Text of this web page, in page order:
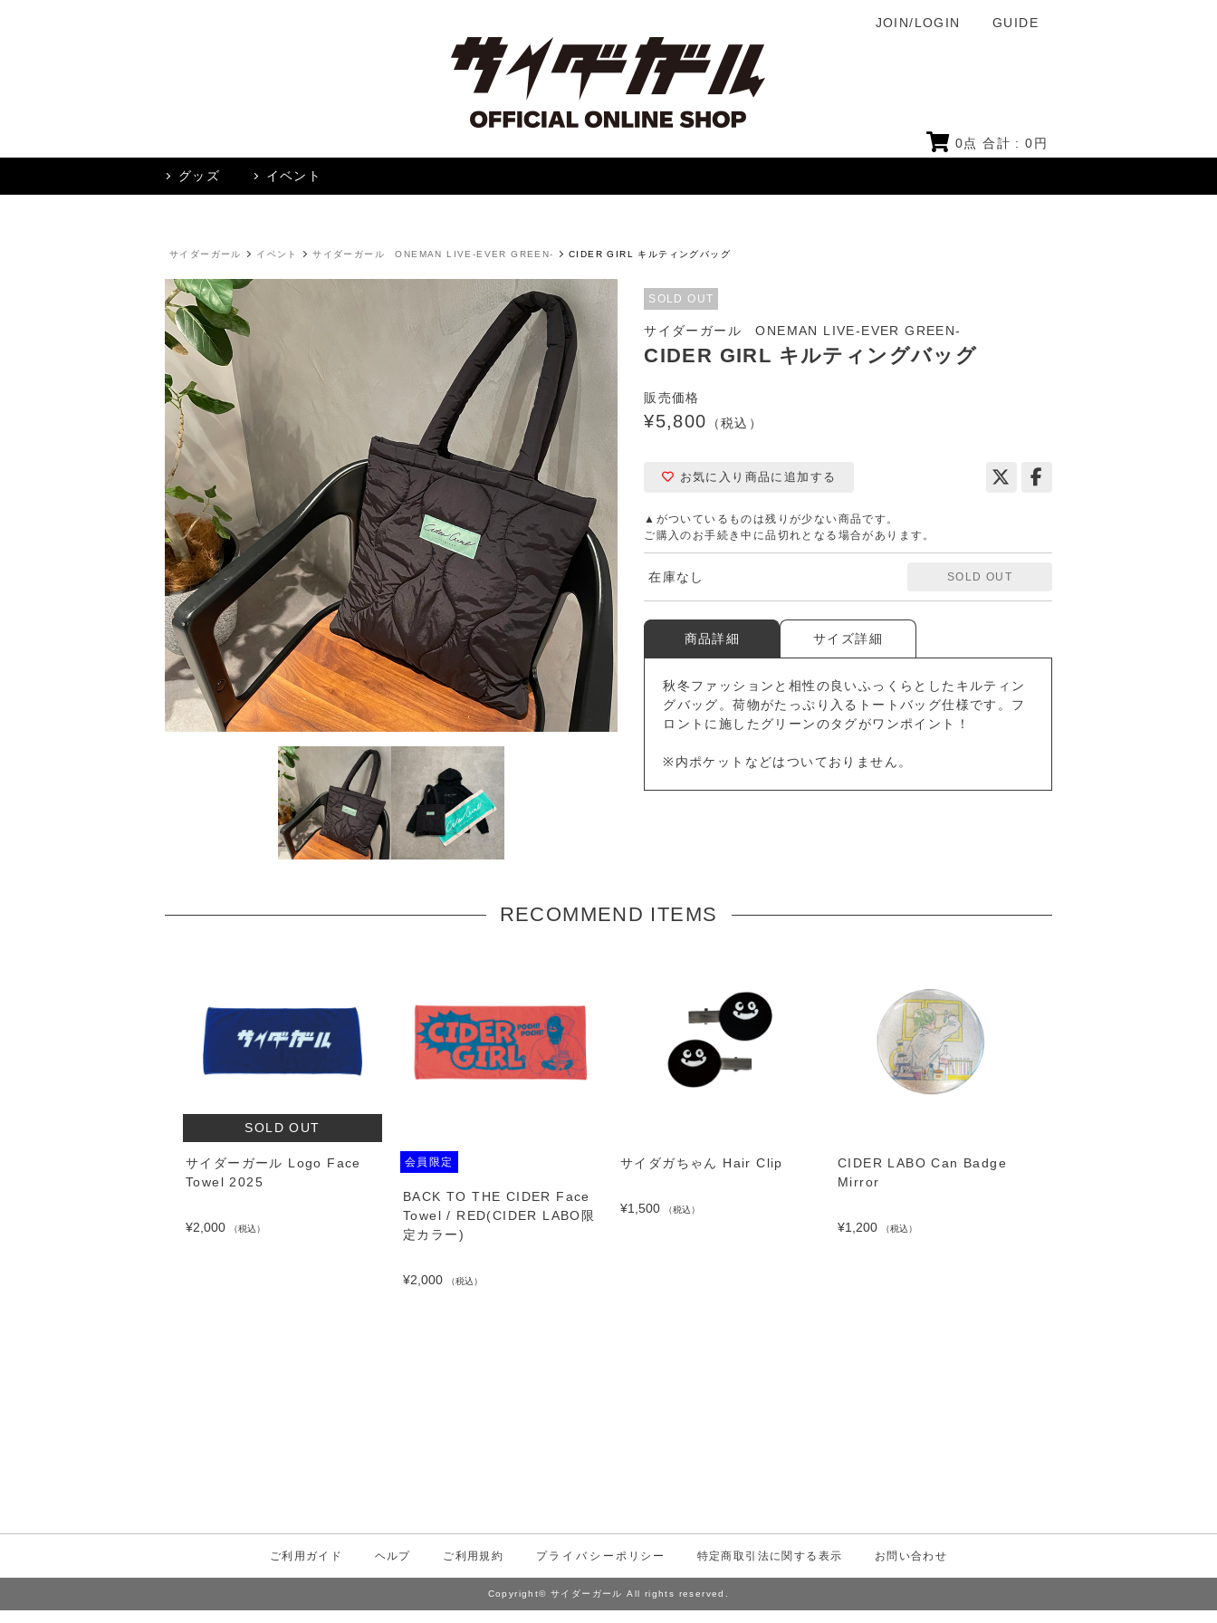
JOIN/LOGIN GUIDE
0点 合計 :0円
グッズ イベント
サイダーガール イベント サイダーガール ONEMAN LIVE-EVER GREEN- CIDER GIRL キルティングバッグ
SOLD OUT
サイダーガール ONEMAN LIVE-EVER GREEN-
CIDER GIRL キルティングバッグ
販売価格
¥5,800 （税込）
お気に入り商品に追加する
▲がついているものは残りが少ない商品です。
ご購入のお手続き中に品切れとなる場合があります。
在庫なし SOLD OUT
商品詳細 サイズ詳細
秋冬ファッションと相性の良いふっくらとしたキルティン
グバッグ。荷物がたっぷり入るトートバッグ仕様です。フ
ロントに施したグリーンのタグがワンポイント！
※内ポケットなどはついておりません。
RECOMMEND ITEMS
SOLD OUT
サイダーガール Logo Face
Towel 2025
¥2,000 （税込）
会員限定
BACK TO THE CIDER Face
Towel / RED(CIDER LABO限
定カラー)
¥2,000 （税込）
サイダガちゃん Hair Clip
¥1,500 （税込）
CIDER LABO Can Badge
Mirror
¥1,200 （税込）
ご利用ガイド ヘルプ ご利用規約 プライバシーポリシー 特定商取引法に関する表示 お問い合わせ
Copyright© サイダーガール All rights reserved.